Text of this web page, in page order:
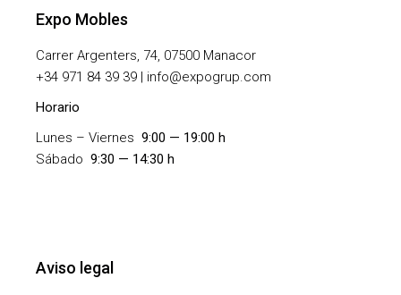
Expo Mobles
Carrer Argenters, 74, 07500 Manacor
+34 971 84 39 39 | info@expogrup.com
Horario
Lunes – Viernes9:00 — 19:00 h
Sábado9:30 — 14:30 h
Aviso legal